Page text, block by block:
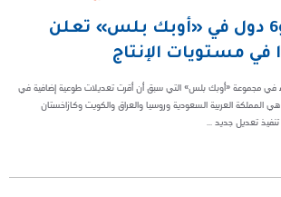
السعودية و6 دول في «أوبك بلس» تعلن
في مستويات الإنتاج
في مجموعة «أوبك بلس» التي سبق أن أقرت تعديلات طوعية إضافية في
خلال عام 2023، وهي المملكة العربية السعودية وروسيا والعراق والكويت وكازاخستان
تعديل جديد ...